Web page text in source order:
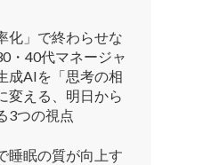
リカ
化」で終わらせな
・40代マネージャ
成AIを「思考の相
変える、明日から
3つの視点
睡眠の質が向上す